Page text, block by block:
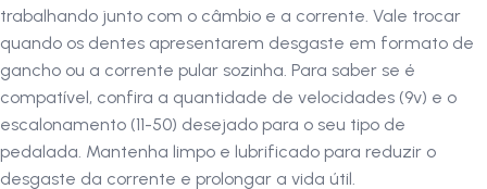
Acabamento: Preto
Material: Aço
Compatibilidade:Freehub 8v, 9v e 10v / corrente 9v
Por que usar?
OCassete Sunrace SR M983é perfeito para quem deseja
trabalhando junto com o câmbio e a corrente. Vale trocar
quando os dentes apresentarem desgaste em formato de
gancho ou a corrente pular sozinha. Para saber se é
compatível, confira a quantidade de velocidades (9v) e o
escalonamento (11-50) desejado para o seu tipo de
pedalada. Mantenha limpo e lubrificado para reduzir o
desgaste da corrente e prolongar a vida útil.